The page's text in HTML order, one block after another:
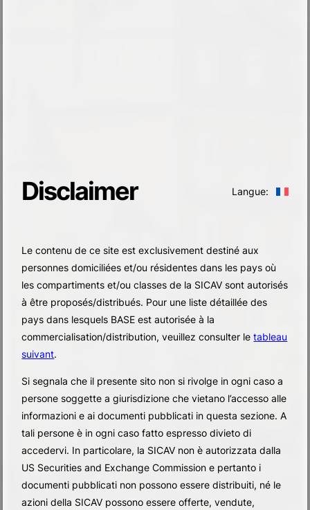
Disclaimer Langue:
Le contenu de ce site est exclusivement destiné aux
personnes domiciliées et/ou résidentes dans les pays où
les compartiments et/ou classes de la SICAV sont autorisés
à être proposés/distribués. Pour une liste détaillée des
pays dans lesquels BASE est autorisée à la
commercialisation/distribution, veuillez consulter letableau
suivant.
Si segnala che il presente sito non si rivolge in ogni caso a
persone soggette a giurisdizione che vietano l’accesso alle
informazioni e ai documenti pubblicati in questa sezione. A
tali persone è in ogni caso fatto espresso divieto di
accedervi. In particolare, la SICAV non è autorizzata dalla
US Securities and Exchange Commission e pertanto i
documenti pubblicati non possono essere distribuiti, né le
azioni della SICAV possono essere offerte, vendute,